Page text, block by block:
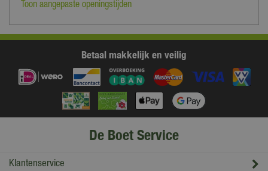
Toon aangepaste openingstijden
Betaal makkelijk en veilig
De Boet Service
Klantenservice